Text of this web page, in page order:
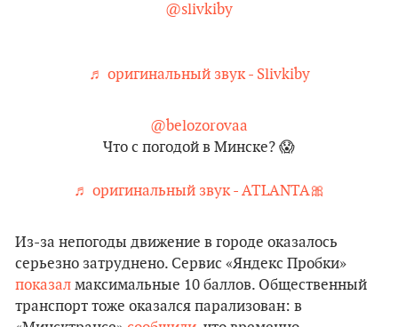
@slivkiby
♬ оригинальный звук - Slivkiby
@belozorovaa
Что с погодой в Минске? 😱
♬ оригинальный звук - ATLANTA🎀
Из-за непогоды движение в городе оказалось
серьезно затруднено. Сервис «Яндекс Пробки»
показал максимальные 10 баллов. Общественный
транспорт тоже оказался парализован: в